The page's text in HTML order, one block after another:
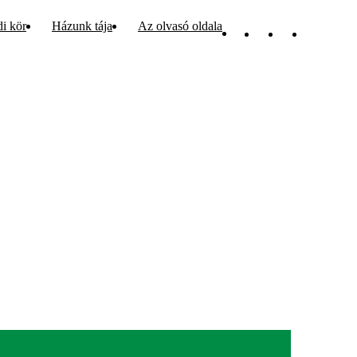
kör Házunk tája Az olvasó oldala